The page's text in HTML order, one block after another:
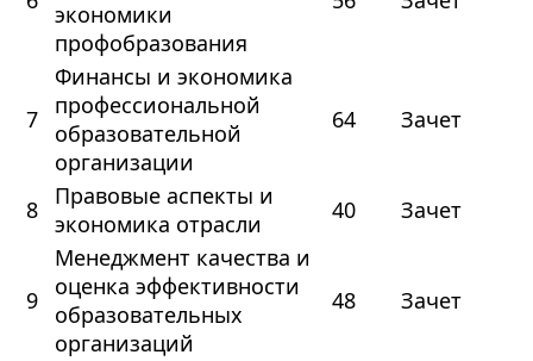
экономики
профобразования
7
Финансы и экономика
профессиональной
образовательной
организации
64 Зачет
8
Правовые аспекты и
экономика отрасли
40 Зачет
9
Менеджмент качества и
оценка эффективности
образовательных
организаций
48 Зачет